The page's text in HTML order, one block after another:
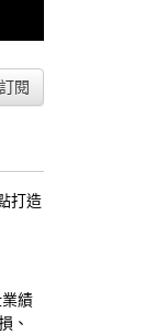
訂閱
打造
績
、